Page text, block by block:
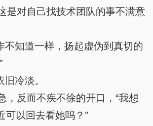
对自己找技术团队的事不满意
知道一样，扬起虚伪到真切的
冷淡。
反而不疾不徐的开口，“我想
可以回去看她吗？”